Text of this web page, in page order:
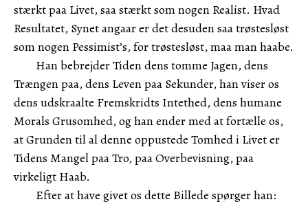
stærkt paa Livet, saa stærkt som nogen Realist. Hvad
Resultatet, Synet angaar er det desuden saa trøstesløst
som nogen Pessimist’s, for trøstesløst, maa man haabe.
Han bebrejder Tiden dens tomme Jagen, dens
Trængen paa, dens Leven paa Sekunder, han viser os
dens udskraalte Fremskridts Intethed, dens humane
Morals Grusomhed, og han ender med at fortælle os,
at Grunden til al denne oppustede Tomhed i Livet er
Tidens Mangel paa Tro, paa Overbevisning, paa
virkeligt Haab.
Efter at have givet os dette Billede spørger han: